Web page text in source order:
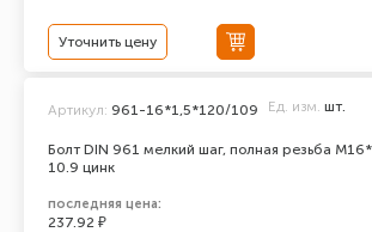
Уточнить цену
Болт DIN 961 мелкий шаг, полная резьба
10.9 цинк
Артикул: 961-16*1,5*120/109 Ед. изм. шт.
последняя цена:
237.92 ₽